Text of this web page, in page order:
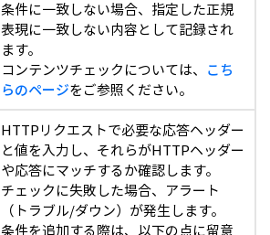
条件に一致しない場合、指定した正規
表現に一致しない内容として記録され
ます。
コンテンツチェックについては、 こち
らのページをご参照ください。
HTTPリクエストで必要な応答ヘッダー
と値を入力し、それらがHTTPヘッダー
や応答にマッチするか確認します。
チェックに失敗した場合、アラート
（トラブル/ダウン）が発生します。
条件を追加する際は、以下の点に留意